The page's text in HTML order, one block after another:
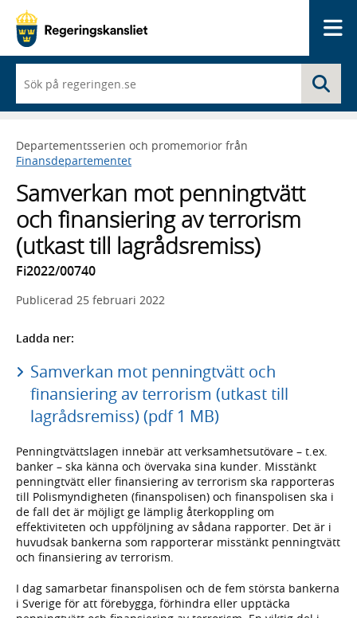
du
börjar
skriva
framträder
en
med
sökförslag
Departementsserien och promemorior från
Finansdepartementet
Samverkan mot penningtvätt
och finansiering av terrorism
(utkast till lagrådsremiss)
Fi2022/00740
Publicerad 25 februari 2022
Ladda ner:
Samverkan mot penningtvätt och
finansiering av terrorism (utkast till
lagrådsremiss) (pdf 1 MB)
Penningtvättslagen innebär att verksamhetsutövare – t.ex.
banker – ska känna och övervaka sina kunder. Misstänkt
penningtvätt eller finansiering av terrorism ska rapporteras
till Polismyndigheten (finanspolisen) och finanspolisen ska i
de fall det är möjligt ge lämplig återkoppling om
effektiviteten och uppföljning av sådana rapporter. Det är i
huvudsak bankerna som rapporterar misstänkt penningtvätt
och finansiering av terrorism.
I dag samarbetar finanspolisen och de fem största bankerna
i Sverige för att förebygga, förhindra eller upptäcka